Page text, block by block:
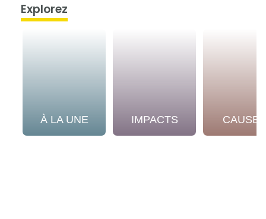
Explorez
À LA UNE IMPACTS CAUSES